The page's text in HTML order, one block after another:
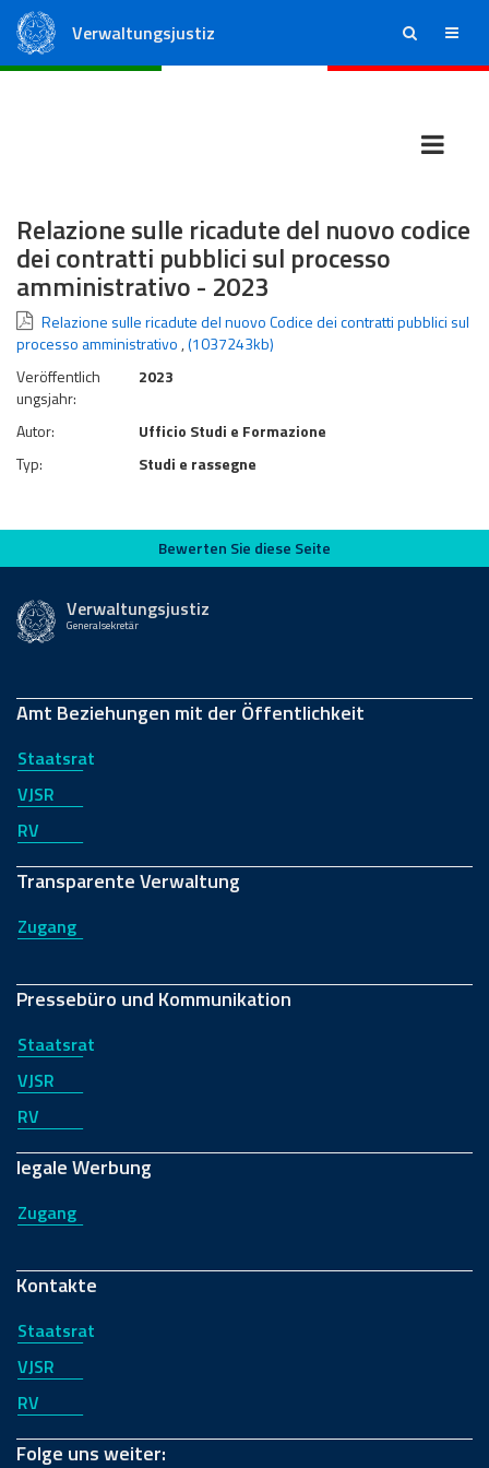
Verwaltungsjustiz ricerca menu
Relazione sulle ricadute del nuovo codice
dei contratti pubblici sul processo
amministrativo - 2023
Relazione sulle ricadute del nuovo Codice dei contratti pubblici sul
processo amministrativo ,(1037243kb)
Veröffentlich
ungsjahr:
2023
Autor:
Ufficio Studi e Formazione
Typ:
Studi e rassegne
Bewerten Sie diese Seite
Bewerten Sie diese Seite
Verwaltungsjustiz
Generalsekretär
Amt Beziehungen mit der Öffentlichkeit
Staatsrat
VJSR
RV
Transparente Verwaltung
Zugang
Pressebüro und Kommunikation
Staatsrat
VJSR
RV
legale Werbung
Zugang
Kontakte
Staatsrat
VJSR
RV
Folge uns weiter: